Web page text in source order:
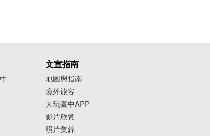
文宣指南
地圖與指南
境外旅客
大玩臺中APP
影片欣賞
照片集錦